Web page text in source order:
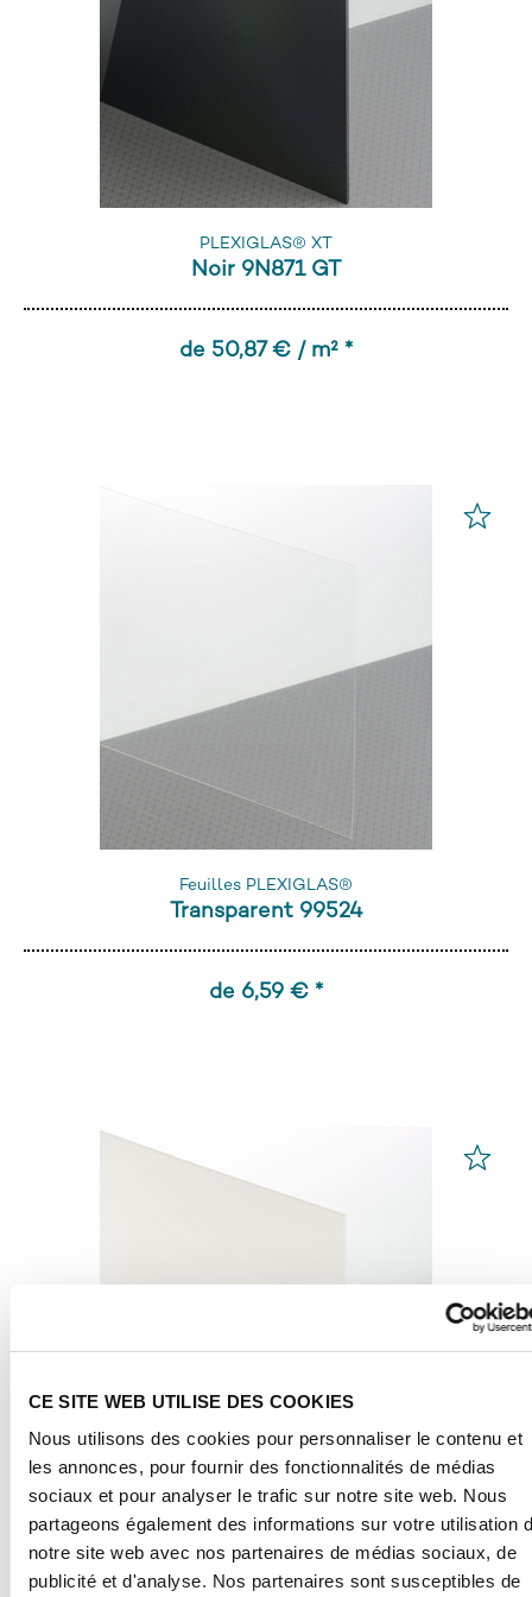
CE SITE WEB UTILISE DES COOKIES
Nous utilisons des cookies pour personnaliser le contenu et
les annonces, pour fournir des fonctionnalités de médias
sociaux et pour analyser le trafic sur notre site web. Nous
partageons également des informations sur votre utilisation
notre site web avec nos partenaires de médias sociaux, de
publicité et d'analyse. Nos partenaires sont susceptibles de
PLEXIGLAS® XT
Noir 9N871 GT
de 50,87 € / m² *
Feuilles PLEXIGLAS®
Transparent 99524
de 6,59 € *
Feuilles PLEXIGLAS®
Blanc 99532